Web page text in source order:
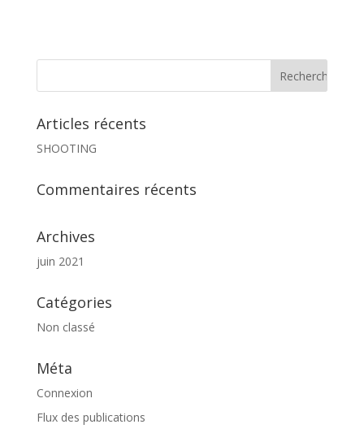
Articles récents
SHOOTING
Commentaires récents
Archives
juin 2021
Catégories
Non classé
Méta
Connexion
Flux des publications